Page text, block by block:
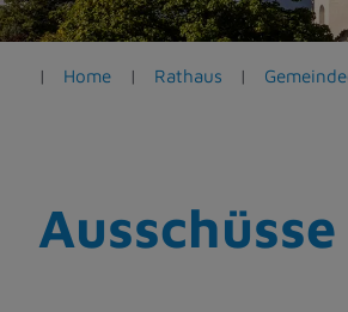
e
n
Home Rathaus
Ausschüsse